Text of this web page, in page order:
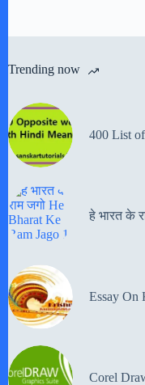
Trending now
400 List
हे भारत के
Essay On
Corel